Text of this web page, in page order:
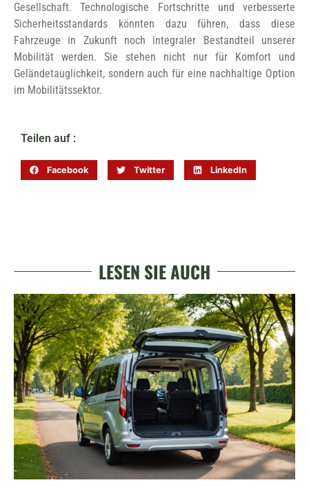
Gesellschaft. Technologische Fortschritte und verbesserte
Sicherheitsstandards könnten dazu führen, dass diese
Fahrzeuge in Zukunft noch integraler Bestandteil unserer
Mobilität werden. Sie stehen nicht nur für Komfort und
Geländetauglichkeit, sondern auch für eine nachhaltige Option
im Mobilitätssektor.
Teilen auf :
Facebook Twitter LinkedIn
LESEN SIE AUCH